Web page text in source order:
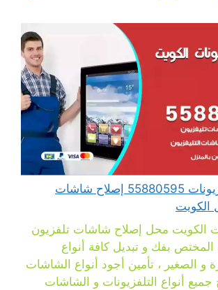
فني تصليح تلفزيونات 55880595 إصلاح شاشات
الكويت
الكويت محل إصلاح شاشات تلفزيون
المختص بفك و تبديل كافة أنواع
و الصغير ، تأمين أجود أنواع الشاشات
جميع أنواع التلفزيونات و الشاشات